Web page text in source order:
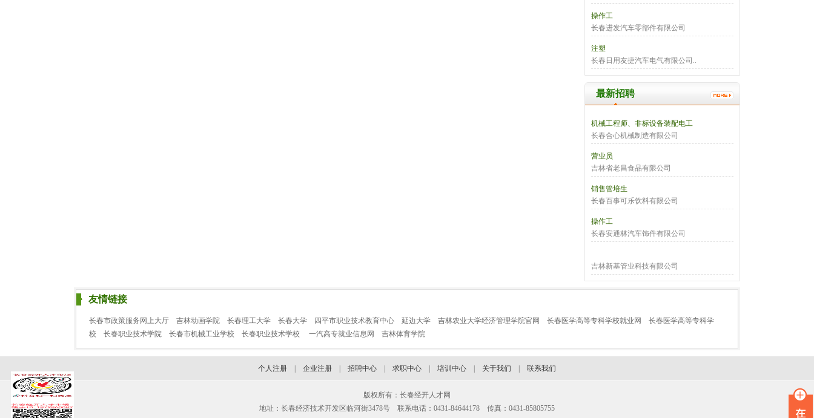
操作工
长春进发汽车零部件有限公司
注塑
长春日用友捷汽车电气有限公司..
最新招聘
机械工程师、非标设备装配电工
长春合心机械制造有限公司
营业员
吉林省老昌食品有限公司
销售管培生
长春百事可乐饮料有限公司
操作工
长春安通林汽车饰件有限公司
吉林新基管业科技有限公司
友情链接
长春市政策服务网上大厅 吉林动画学院 长春理工大学 长春大学 四平市职业技术教育中心 延边大学 吉林农业大学经济管理学院官网 长春医学高等专科学校就业网
长春医学高等专科学
校
长春职业技术学院 长春市机械工业学校 长春职业技术学校 一汽高专就业信息网 吉林体育学院
个人注册 企业注册 招聘中心 求职中心 培训中心 关于我们 联系我们
版权所有：长春经开人才网
地址：长春经济技术开发区临河街3478号 联系电话：0431-84644178 传真：0431-85805755